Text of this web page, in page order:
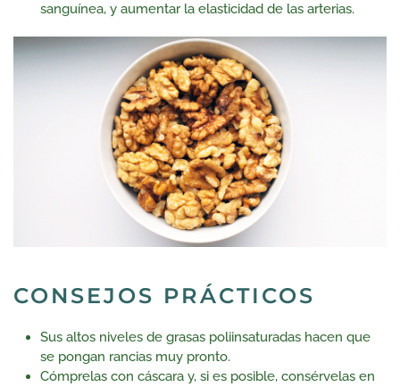
sanguínea, y aumentar la elasticidad de las arterias.
CONSEJOS PRÁCTICOS
Sus altos niveles de grasas poliinsaturadas hacen que
se pongan rancias muy pronto.
Cómprelas con cáscara y, si es posible, consérvelas en